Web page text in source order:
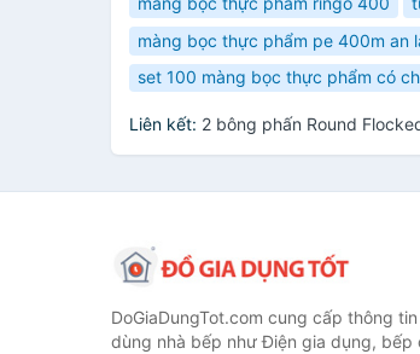
màng bọc thực phẩm pe 400m an
set 100 màng bọc thực phẩm có
Liên kết: 2 bông phấn Round
DoGiaDungTot.com cung cấp thông
dùng nhà bếp như Điện gia dụng, bếp